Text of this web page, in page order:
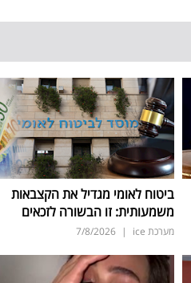
ביטוח לאומי מגדיל את הקצבאות
משמעותית: זו הבשורה לזכאים
מערכת ice |
7/8/2026